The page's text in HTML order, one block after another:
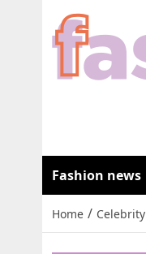
Fashion news
Home / Celebrity